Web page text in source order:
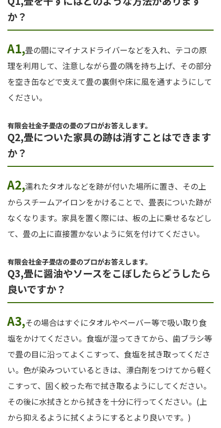
か？
A1,畳の間にマイナスドライバーなどを入れ、テコの原
理を利用して、注意しながら畳の隅を持ち上げ、その部分
を空き缶などで支えて畳の裏側や床に風を通すようにして
ください。
有限会社金子畳店の畳のプロがお答えします。
Q2,畳についた家具の跡は消すことはできます
か？
A2,濡れたタオルなどを跡が付いた場所に置き、その上
からスチームアイロンをかけることで、畳表についた跡が
なくなります。家具を置く際には、板の上に乗せるなどし
て、畳の上に直接置かないように気を付けてください。
有限会社金子畳店の畳のプロがお答えします。
Q3,畳に醤油やソースをこぼしたらどうしたら
良いですか？
A3,その場合はすぐにタオルやペーバー等で吸い取り食
塩をかけてください。食塩が湿ってきてから、歯ブラシ等
で畳の目に沿ってよくこすって、食塩を拭き取ってくださ
い。色が染みついているときは、漂白剤をつけてから軽く
こすって、固く絞った布で拭き取るようにしてください。
その後に水拭きとから拭きを十分に行ってください。(上
から抑えるように拭くようにするとより良いです。)